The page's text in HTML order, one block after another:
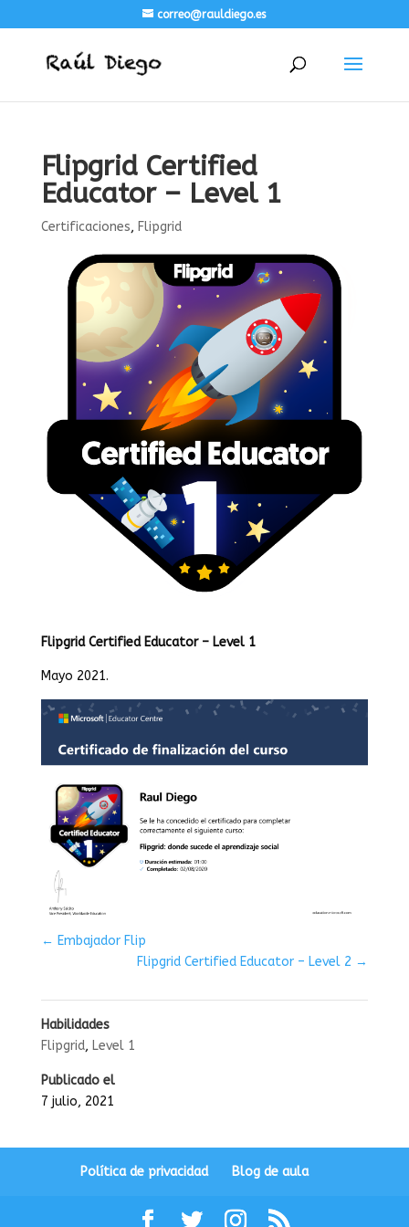
correo@rauldiego.es
Flipgrid Certified
Educator – Level 1
Certificaciones, Flipgrid
Flipgrid Certified Educator – Level 1
Mayo 2021.
← Embajador Flip
Flipgrid Certified Educator – Level 2 →
Habilidades
Flipgrid, Level 1
Publicado el
7 julio, 2021
Política de privacidad Blog de aula